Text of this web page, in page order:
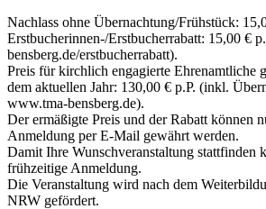
Nachlass ohne Übernachtung/Frühstück:
Erstbucherinnen-/Erstbucherrabatt: 15,00 €
bensberg.de/erstbucherrabatt).
Preis für kirchlich engagierte Ehrenamtliche
dem aktuellen Jahr: 130,00 € p.P. (inkl.
www.tma-bensberg.de).
Der ermäßigte Preis und der Rabatt können
Anmeldung per E-Mail gewährt werden.
Damit Ihre Wunschveranstaltung stattfinden
frühzeitige Anmeldung.
Die Veranstaltung wird nach dem
NRW gefördert.